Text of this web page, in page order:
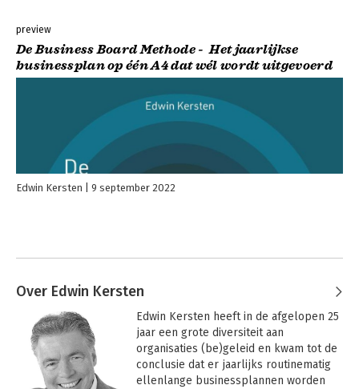
preview
De Business Board Methode - Het jaarlijkse
businessplan op één A4 dat wél wordt uitgevoerd
Edwin Kersten 9 september 2022
Over Edwin Kersten
Edwin Kersten heeft in de afgelopen 25
jaar een grote diversiteit aan
organisaties (be)geleid en kwam tot de
conclusie dat er jaarlijks routinematig
ellenlange businessplannen worden